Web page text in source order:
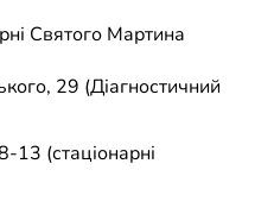
Святого Мартина
29 (Діагностичний
(стаціонарні